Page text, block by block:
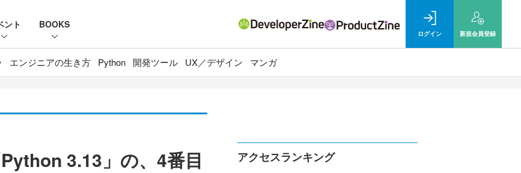
ント BOOKS
ログイン 新規会員登録
エンジニアの生き方 Python 開発ツール UX／デザイン マンガ
3.13」の、4番目
アクセスランキング